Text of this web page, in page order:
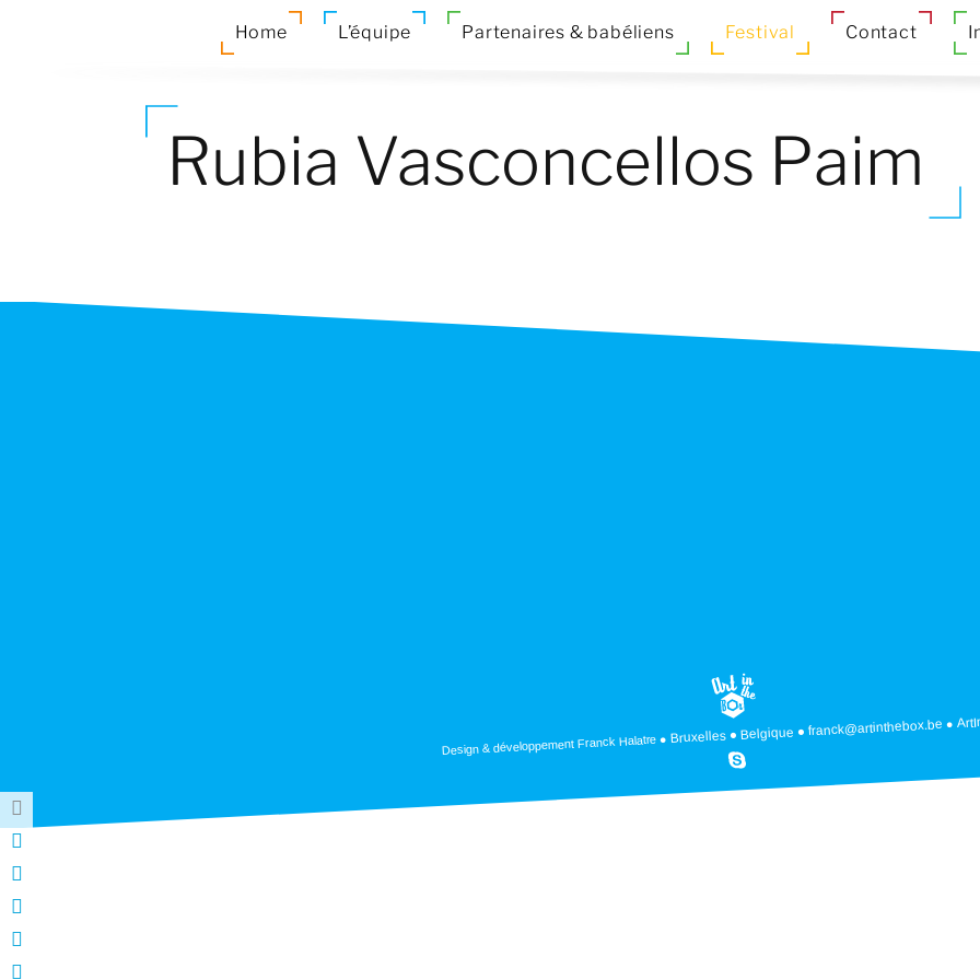
Home L’équipe Partenaires & babéliens Festival Contact
Rubia Vasconcellos Paim
Design & développement Franck Halatre Bruxelles Belgique franck@artinthebox.be